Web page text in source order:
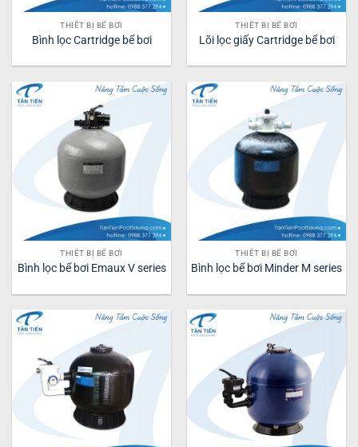
THIẾT BỊ BỂ BƠI
Bình lọc Cartridge bể bơi
THIẾT BỊ BỂ BƠI
Lõi lọc giấy Cartridge bể bơi
THIẾT BỊ BỂ BƠI
Bình lọc bể bơi Emaux V series
THIẾT BỊ BỂ BƠI
Bình lọc bể bơi Minder M series